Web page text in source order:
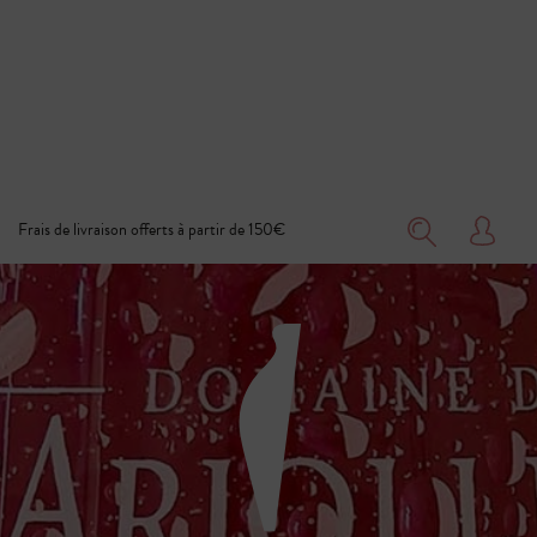
Frais de livraison offerts à partir de 150€